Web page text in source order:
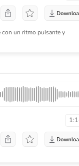
con un ritmo pulsante y